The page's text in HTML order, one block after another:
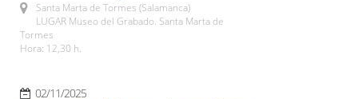
Santa Marta de Tormes (Salamanca)
LUGAR Museo del Grabado. Santa Marta de
Tormes
Hora: 12,30 h.
02/11/2025